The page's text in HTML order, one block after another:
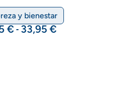
y bienestar
€ - 33,95€